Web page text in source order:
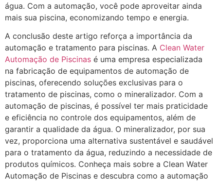
água. Com a automação, você pode aproveitar ainda
mais sua piscina, economizando tempo e energia.
A conclusão deste artigo reforça a importância da
automação e tratamento para piscinas. A Clean Water
Automação de Piscinas é uma empresa especializada
na fabricação de equipamentos de automação de
piscinas, oferecendo soluções exclusivas para o
tratamento de piscinas, como o mineralizador. Com a
automação de piscinas, é possível ter mais praticidade
e eficiência no controle dos equipamentos, além de
garantir a qualidade da água. O mineralizador, por sua
vez, proporciona uma alternativa sustentável e saudável
para o tratamento da água, reduzindo a necessidade de
produtos químicos. Conheça mais sobre a Clean Water
Automação de Piscinas e descubra como a automação